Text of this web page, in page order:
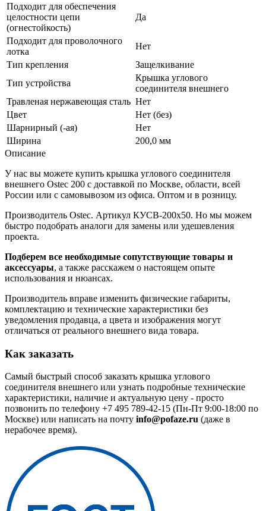
Подходит для обеспечения
целостности цепи
(огнестойкость)
Да
Подходит для проволочного
лотка
Нет
Тип крепления
Защелкивание
Тип устройства
Крышка углового
соединителя внешнего
Травленая нержавеющая сталь Нет
Цвет
Нет (без)
Шарнирный (-ая)
Нет
Ширина
200,0 мм
Описание
У нас вы можете купить крышка углового соединителя
внешнего Ostec 200 с доставкой по Москве, области, всей
России или с самовывозом из офиса. Оптом и в розницу.
Производитель Ostec. Артикул КУСВ-200х50. Но мы можем
быстро подобрать аналоги для замены или удешевления
проекта.
Подберем все необходимые сопутствующие товары и
аксессуары, а также расскажем о настоящем опыте
использования и нюансах.
Производитель вправе изменить физические габариты,
комплектацию и технические характеристики без
уведомления продавца, а цвета и изображения могут
отличаться от реального внешнего вида товара.
Как заказать
Самый быстрый способ заказать крышка углового
соединителя внешнего или узнать подробные технические
характеристики, наличие и актуальную цену - просто
позвонить по телефону +7 495 789-42-15 (Пн-Пт 9:00-18:00 по
Москве) или написать на почту info@pofaze.ru (даже в
нерабочее время).